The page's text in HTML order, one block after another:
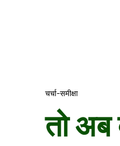
चर्चा-समीक्षा
तो अब